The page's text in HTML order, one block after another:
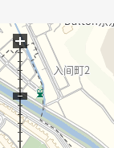
0把国分寺崖
Terrace
0充实的共用
料理教室兒童
电影院演播
0宠物饲养可(
+